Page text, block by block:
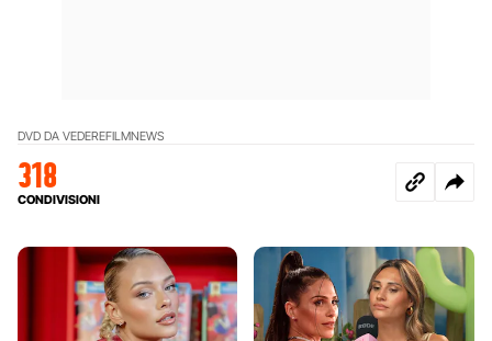
DVD DA VEDEREFILMNEWS
318
CONDIVISIONI